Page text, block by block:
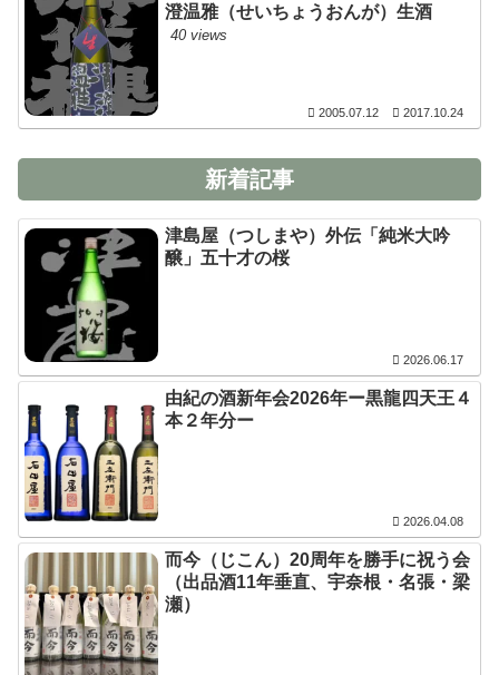
澄温雅（せいちょうおんが）生酒
40 views
2005.07.12 2017.10.24
新着記事
津島屋（つしまや）外伝「純米大吟
醸」五十才の桜
2026.06.17
由紀の酒新年会2026年ー黒龍四天王４
本２年分ー
2026.04.08
而今（じこん）20周年を勝手に祝う会
（出品酒11年垂直、宇奈根・名張・梁
瀬）